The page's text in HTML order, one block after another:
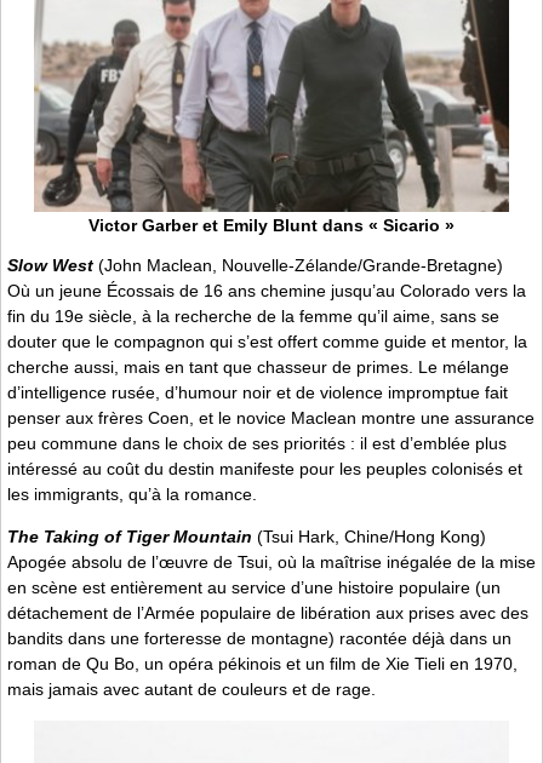
Victor Garber et Emily Blunt dans « Sicario »
Slow West (John Maclean, Nouvelle-Zélande/Grande-Bretagne)
Où un jeune Écossais de 16 ans chemine jusqu’au Colorado vers la
fin du 19e siècle, à la recherche de la femme qu’il aime, sans se
douter que le compagnon qui s’est offert comme guide et mentor, la
cherche aussi, mais en tant que chasseur de primes. Le mélange
d’intelligence rusée, d’humour noir et de violence impromptue fait
penser aux frères Coen, et le novice Maclean montre une assurance
peu commune dans le choix de ses priorités : il est d’emblée plus
intéressé au coût du destin manifeste pour les peuples colonisés et
les immigrants, qu’à la romance.
The Taking of Tiger Mountain (Tsui Hark, Chine/Hong Kong)
Apogée absolu de l’œuvre de Tsui, où la maîtrise inégalée de la mise
en scène est entièrement au service d’une histoire populaire (un
détachement de l’Armée populaire de libération aux prises avec des
bandits dans une forteresse de montagne) racontée déjà dans un
roman de Qu Bo, un opéra pékinois et un film de Xie Tieli en 1970,
mais jamais avec autant de couleurs et de rage.